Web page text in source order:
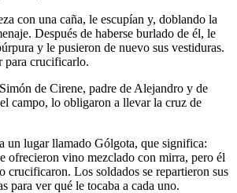
con una caña, le escupían y, doblando la
Después de haberse burlado de él, le
y le pusieron de nuevo sus vestiduras.
para crucificarlo.
de Cirene, padre de Alejandro y de
campo, lo obligaron a llevar la cruz de
un lugar llamado Gólgota, que significa:
ofrecieron vino mezclado con mirra, pero él
crucificaron. Los soldados se repartieron sus
para ver qué le tocaba a cada uno.